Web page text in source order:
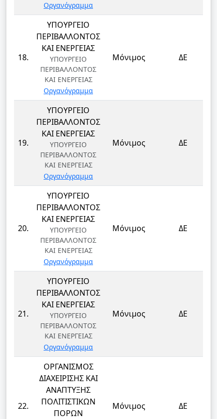
Οργανόγραμμα
18.
ΥΠΟΥΡΓΕΙΟ
ΠΕΡΙΒΑΛΛΟΝΤΟΣ
ΚΑΙ ΕΝΕΡΓΕΙΑΣ
ΥΠΟΥΡΓΕΙΟ
ΠΕΡΙΒΑΛΛΟΝΤΟΣ
ΚΑΙ ΕΝΕΡΓΕΙΑΣ
Οργανόγραμμα
Μόνιμος ΔΕ
19.
ΥΠΟΥΡΓΕΙΟ
ΠΕΡΙΒΑΛΛΟΝΤΟΣ
ΚΑΙ ΕΝΕΡΓΕΙΑΣ
ΥΠΟΥΡΓΕΙΟ
ΠΕΡΙΒΑΛΛΟΝΤΟΣ
ΚΑΙ ΕΝΕΡΓΕΙΑΣ
Οργανόγραμμα
Μόνιμος ΔΕ
20.
ΥΠΟΥΡΓΕΙΟ
ΠΕΡΙΒΑΛΛΟΝΤΟΣ
ΚΑΙ ΕΝΕΡΓΕΙΑΣ
ΥΠΟΥΡΓΕΙΟ
ΠΕΡΙΒΑΛΛΟΝΤΟΣ
ΚΑΙ ΕΝΕΡΓΕΙΑΣ
Οργανόγραμμα
Μόνιμος ΔΕ
21.
ΥΠΟΥΡΓΕΙΟ
ΠΕΡΙΒΑΛΛΟΝΤΟΣ
ΚΑΙ ΕΝΕΡΓΕΙΑΣ
ΥΠΟΥΡΓΕΙΟ
ΠΕΡΙΒΑΛΛΟΝΤΟΣ
ΚΑΙ ΕΝΕΡΓΕΙΑΣ
Οργανόγραμμα
Μόνιμος ΔΕ
22.
ΟΡΓΑΝΙΣΜΟΣ
ΔΙΑΧΕΙΡΙΣΗΣ ΚΑΙ
ΑΝΑΠΤΥΞΗΣ
ΠΟΛΙΤΙΣΤΙΚΩΝ
ΠΟΡΩΝ
Μόνιμος ΔΕ